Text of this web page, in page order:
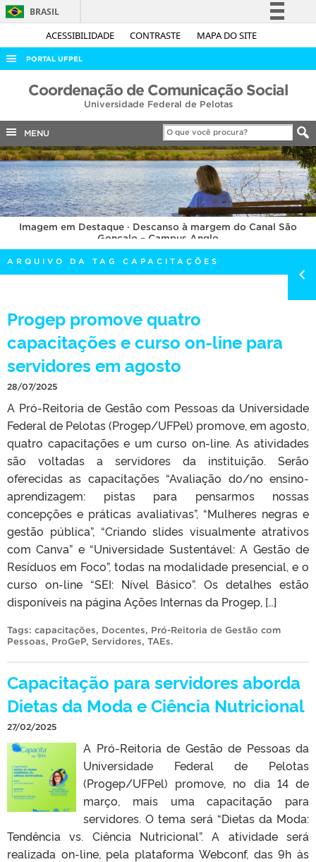
ACESSIBILIDADE CONTRASTE MAPA DO SITE
BRASIL
Simplifique!
Acesso à informação
Legislação
Canais
PORTAL UFPEL
ACESSO À INFORMAÇÃO
COBALTO
CONCURSOS
EDITAIS
INTERNACIONAL
OUVIDORIA
PORTARIAS
TELEFONES
Coordenação de Comunicação Social
Universidade Federal de Pelotas
MENU
Imagem em Destaque · Descanso à margem do Canal São
Gonçalo – Campus Anglo
ARQUIVO DA TAG CAPACITAÇÕES
Progep promove quatro
capacitações e curso on-line para
servidores em agosto
28/07/2025
A Pró-Reitoria de Gestão com Pessoas da Universidade
Federal de Pelotas (Progep/UFPel) promove, em agosto,
quatro capacitações e um curso on-line. As atividades
são voltadas a servidores da instituição. Serão
oferecidas as capacitações “Avaliação do/no ensino-
aprendizagem: pistas para pensarmos nossas
concepções e práticas avaliativas”, “Mulheres negras e
gestão pública”, “Criando slides visualmente atrativos
com Canva” e “Universidade Sustentável: A Gestão de
Resíduos em Foco”, todas na modalidade presencial, e o
curso on-line “SEI: Nível Básico”. Os detalhes estão
disponíveis na página Ações Internas da Progep, […]
Tags: capacitações, Docentes, Pró-Reitoria de Gestão com
Pessoas, ProGeP, Servidores, TAEs.
Capacitação para servidores aborda
Dietas da Moda e Ciência Nutricional
27/02/2025
A Pró-Reitoria de Gestão de Pessoas da
Universidade Federal de Pelotas
(Progep/UFPel) promove, no dia 14 de
março, mais uma capacitação para
servidores. O tema será “Dietas da Moda:
Tendência vs. Ciência Nutricional”. A atividade será
realizada on-line, pela plataforma Webconf, das 9h às